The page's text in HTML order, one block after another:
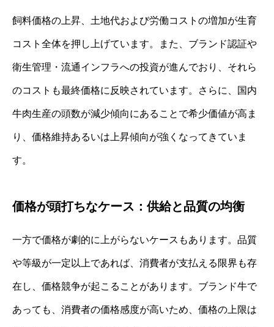
飼料価格の上昇、土地代および労働コストの増加が生育
コスト全体を押し上げています。また、ブランド認証や
衛生管理・流通インフラへの投資が進んでおり、それら
のコストも最終価格に反映されています。さらに、国内
牛肉生産の頭数が減少傾向にあることで希少価値が高ま
り、価格維持あるいは上昇傾向が強くなってきていま
す。
価格が頭打ちなケース：供給と品質の均衡
一方で価格が劇的に上がらないケースもあります。品質
や等級が一定以上であれば、消費者が支払える限界も存
在し、価格競争が起こることがあります。ブランド牛で
あっても、消費者の価格感度が高いため、価格の上限は